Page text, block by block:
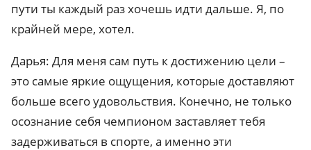
пути ты каждый раз хочешь идти дальше. Я, по
крайней мере, хотел.
Дарья: Для меня сам путь к достижению цели –
это самые яркие ощущения, которые доставляют
больше всего удовольствия. Конечно, не только
осознание себя чемпионом заставляет тебя
задерживаться в спорте, а именно эти